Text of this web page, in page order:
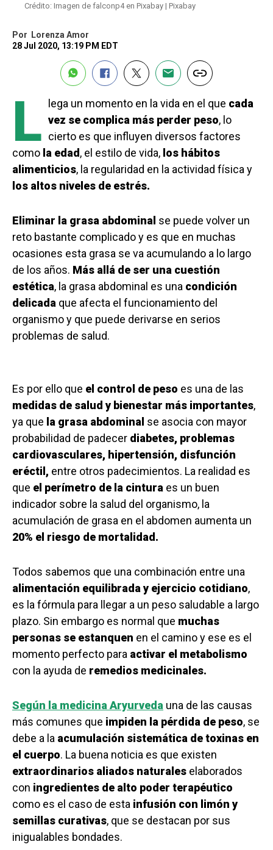
Crédito: Imagen de falconp4 en Pixabay | Pixabay
Por
Lorenza Amor
28 Jul 2020, 13:19 PM EDT
L lega un momento en la vida en el que cada
vez se complica más perder peso, lo
cierto es que influyen diversos factores
como la edad, el estilo de vida, los hábitos
alimenticios, la regularidad en la actividad física y
los altos niveles de estrés.
Eliminar la grasa abdominal se puede volver un
reto bastante complicado y es que en muchas
ocasiones esta grasa se va acumulando a lo largo
de los años. Más allá de ser una cuestión
estética, la grasa abdominal es una condición
delicada que afecta el funcionamiento del
organismo y que puede derivarse en serios
problemas de salud.
Es por ello que el control de peso es una de las
medidas de salud y bienestar más importantes,
ya que la grasa abdominal se asocia con mayor
probabilidad de padecer diabetes, problemas
cardiovasculares, hipertensión, disfunción
eréctil, entre otros padecimientos. La realidad es
que el perímetro de la cintura es un buen
indicador sobre la salud del organismo, la
acumulación de grasa en el abdomen aumenta un
20% el riesgo de mortalidad.
Todos sabemos que una combinación entre una
alimentación equilibrada y ejercicio cotidiano,
es la fórmula para llegar a un peso saludable a largo
plazo. Sin embargo es normal que muchas
personas se estanquen en el camino y ese es el
momento perfecto para activar el metabolismo
con la ayuda de remedios medicinales.
Según la medicina Aryurveda una de las causas
más comunes que impiden la pérdida de peso, se
debe a la acumulación sistemática de toxinas en
el cuerpo. La buena noticia es que existen
extraordinarios aliados naturales elaborados
con ingredientes de alto poder terapéutico
como es el caso de esta infusión con limón y
semillas curativas, que se destacan por sus
inigualables bondades.